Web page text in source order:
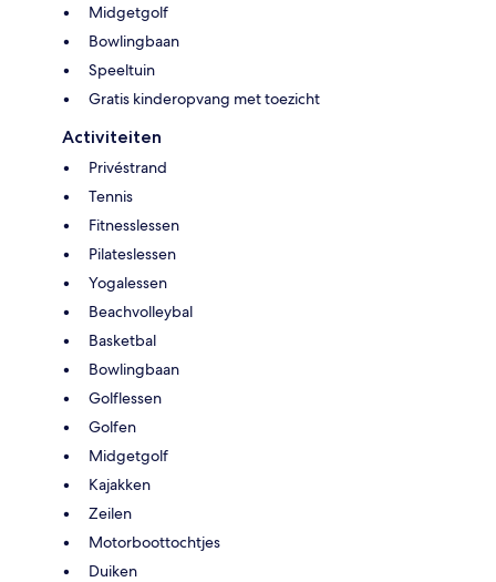
Midgetgolf
Bowlingbaan
Speeltuin
Gratis kinderopvang met toezicht
Activiteiten
Privéstrand
Tennis
Fitnesslessen
Pilateslessen
Yogalessen
Beachvolleybal
Basketbal
Bowlingbaan
Golflessen
Golfen
Midgetgolf
Kajakken
Zeilen
Motorboottochtjes
Duiken